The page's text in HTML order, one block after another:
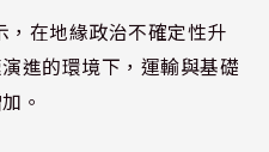
在地緣政治不確定性升
進的環境下，運輸與基礎
。